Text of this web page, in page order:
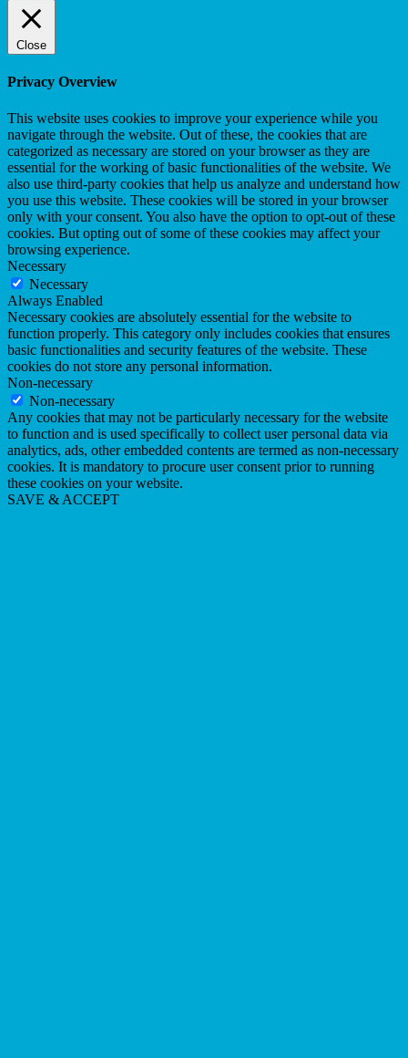
Close
Privacy Overview
This website uses cookies to improve your experience while you
navigate through the website. Out of these, the cookies that are
categorized as necessary are stored on your browser as they are
essential for the working of basic functionalities of the website. We
also use third-party cookies that help us analyze and understand how
you use this website. These cookies will be stored in your browser
only with your consent. You also have the option to opt-out of these
cookies. But opting out of some of these cookies may affect your
browsing experience.
Necessary
Necessary
Always Enabled
Necessary cookies are absolutely essential for the website to
function properly. This category only includes cookies that ensures
basic functionalities and security features of the website. These
cookies do not store any personal information.
Non-necessary
Non-necessary
Any cookies that may not be particularly necessary for the website
to function and is used specifically to collect user personal data via
analytics, ads, other embedded contents are termed as non-necessary
cookies. It is mandatory to procure user consent prior to running
these cookies on your website.
SAVE & ACCEPT